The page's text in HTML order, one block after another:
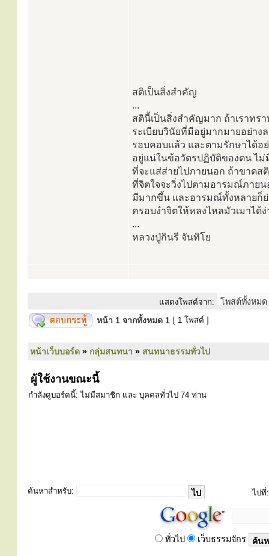
สติเป็นสิ่งสำคัญ
...
สตินี้เป็นสิ่งสำคัญมาก ถ้าเราทรา
ระเบียบวินัยที่มีอยู่มากมายอย่างล
รอบคอบแล้ว และตามรักษาได้อ
อยู่แน่ในข้อวัตรปฏิบัติของตน ไม่
ที่จะแส่ส่ายไปภายนอก ถ้าขาดส
ที่จิตใจจะวิ่งไปตามอารมณ์ภาย
มีมากขึ้น และอารมณ์ทั้งหลายก็
ครอบงำจิตให้หลงไหลมัวเมาได้ง่
...
หลวงปู่กินรี จันทิโย
แสดงโพสต์จาก:
หน้า 1 จากทั้งหมด 1 [ 1 โพสต์ ]
หน้าเว็บบอร์ด » กลุ่มสนทนา » สนทนาธรรมทั่วไป
ผู้ใช้งานขณะนี้
กำลังดูบอร์ดนี้: ไม่มีสมาชิก และ บุคคลทั่วไป 74 ท่าน
ค้นหาสำหรับ: ไปที่:
ทั่วไป เว็บธรรมจักร